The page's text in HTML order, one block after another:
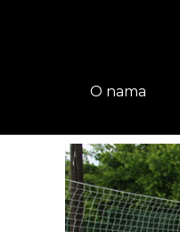
O nama